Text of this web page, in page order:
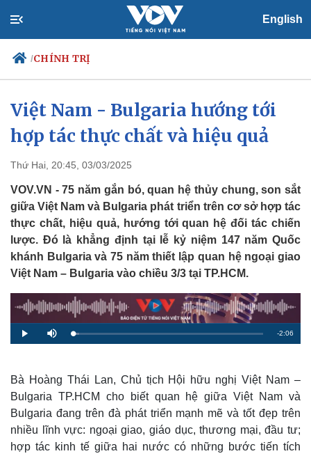
English
/CHÍNH TRỊ
Chính trị
Đảng
Tổ chức nhân sự
Nhận diện sự thật
Xã hội
Dấu ấn VOV
Việc làm
Biển đảo
Việt Nam - Bulgaria hướng tới
hợp tác thực chất và hiệu quả
Thứ Hai, 20:45, 03/03/2025
VOV.VN - 75 năm gắn bó, quan hệ thủy chung, son sắt
giữa Việt Nam và Bulgaria phát triển trên cơ sở hợp tác
thực chất, hiệu quả, hướng tới quan hệ đối tác chiến
lược. Đó là khẳng định tại lễ kỷ niệm 147 năm Quốc
khánh Bulgaria và 75 năm thiết lập quan hệ ngoại giao
Việt Nam – Bulgaria vào chiều 3/3 tại TP.HCM.
P
l
M
u
L
o
:
3
.
2
%
R
a
i
-2:06
Bà Hoàng Thái Lan, Chủ tịch Hội hữu nghị Việt Nam –
Bulgaria TP.HCM cho biết quan hệ giữa Việt Nam và
Bulgaria đang trên đà phát triển mạnh mẽ và tốt đẹp trên
nhiều lĩnh vực: ngoại giao, giáo dục, thương mại, đầu tư;
hợp tác kinh tế giữa hai nước có những bước tiến tích